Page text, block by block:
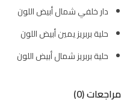
دار خلفي شمال أبيض اللون
حلية بربريز يمين أبيض اللون
حلية بربريز شمال أبيض اللون
مراجعات (0)